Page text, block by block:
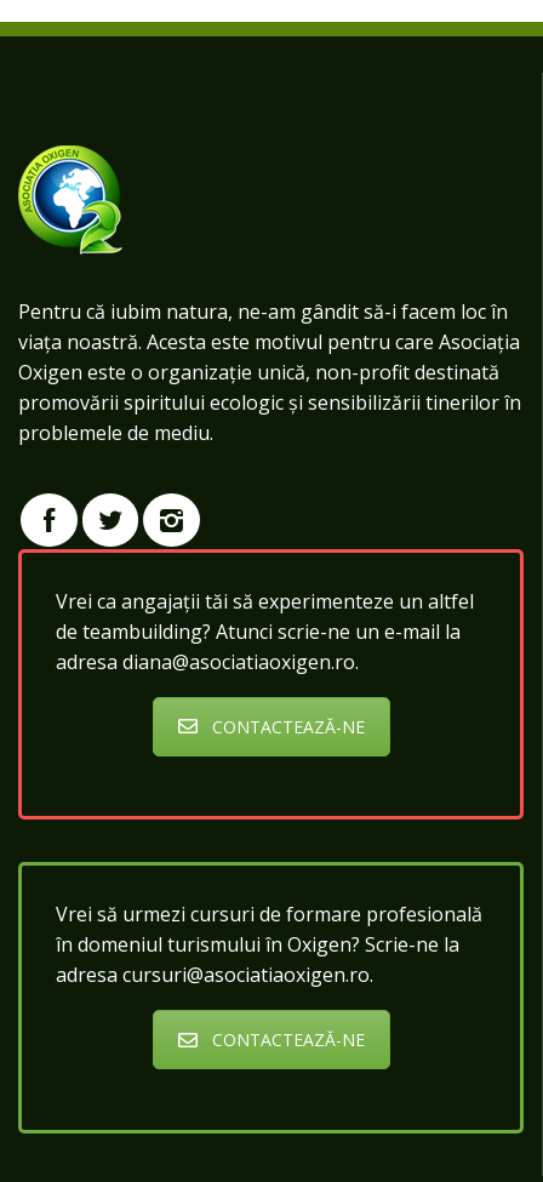
Pentru că iubim natura, ne-am gândit să-i facem loc în
viața noastră. Acesta este motivul pentru care Asociația
Oxigen este o organizație unică, non-profit destinată
promovării spiritului ecologic și sensibilizării tinerilor în
problemele de mediu.
Vrei ca angajații tăi să experimenteze un altfel
de teambuilding? Atunci scrie-ne un e-mail la
adresa diana@asociatiaoxigen.ro.
CONTACTEAZĂ-NE
Vrei să urmezi cursuri de formare profesională
în domeniul turismului în Oxigen? Scrie-ne la
adresa cursuri@asociatiaoxigen.ro.
CONTACTEAZĂ-NE